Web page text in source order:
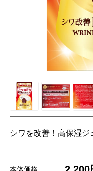
シワを改善！高保湿ジ